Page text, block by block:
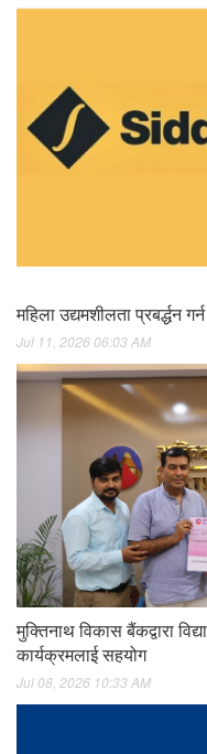
महिला उद्यमशीलता प्रबर्द्धन
Jul 11, 2026 06:03 AM
मुक्तिनाथ विकास बैंकद्वारा
कार्यक्रमलाई सहयोग
Jul 08, 2026 10:33 AM